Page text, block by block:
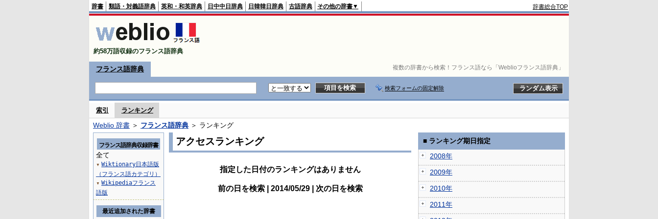
複数の辞書から検索！フランス語なら「Weblioフランス語辞典」
辞書 類語・対義語辞典 英和・和英辞典 日中中日辞典 日韓韓日辞典 古語辞典 その他の辞書▼ 辞書総合TOP
約58万語収録のフランス語辞典
フランス語辞典
検索フォームの固定解除
索引 ランキング
Weblio 辞書 ＞ フランス語辞典 ＞ ランキング
アクセスランキング
指定した日付のランキングはありません
前の日を検索 | 2014/05/29 | 次の日を検索
フランス語辞典収録辞書
全て
▼ Wiktionary日本語版
（フランス語カテゴリ）
▼ Wikipediaフランス
語版
最近追加された辞書
■ ランキング期日指定
2008年
2009年
2010年
2011年